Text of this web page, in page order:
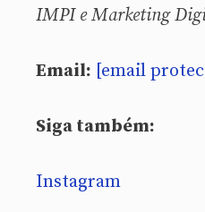
IMPI e Marketing
Email: [email
Siga também:
Instagram